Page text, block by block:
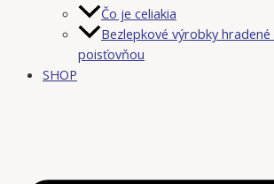
Čo je celiakia
Bezlepkové výrobky
poisťovňou
SHOP